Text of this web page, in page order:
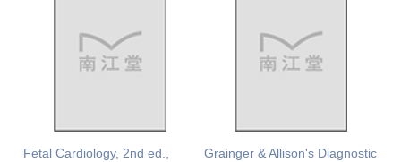
Fetal Cardiology, 2nd ed.,
Grainger & Allison's Diagnostic